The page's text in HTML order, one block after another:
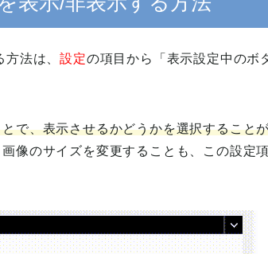
方法は、設定の項目から「表示設定中のボ
とで、表示させるかどうかを選択すること
像のサイズを変更することも、この設定